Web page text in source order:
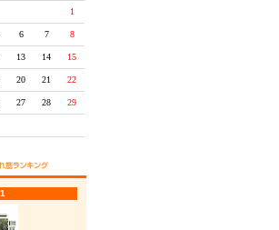
1
6 7 8
13 14 15
20 21 22
27 28 29